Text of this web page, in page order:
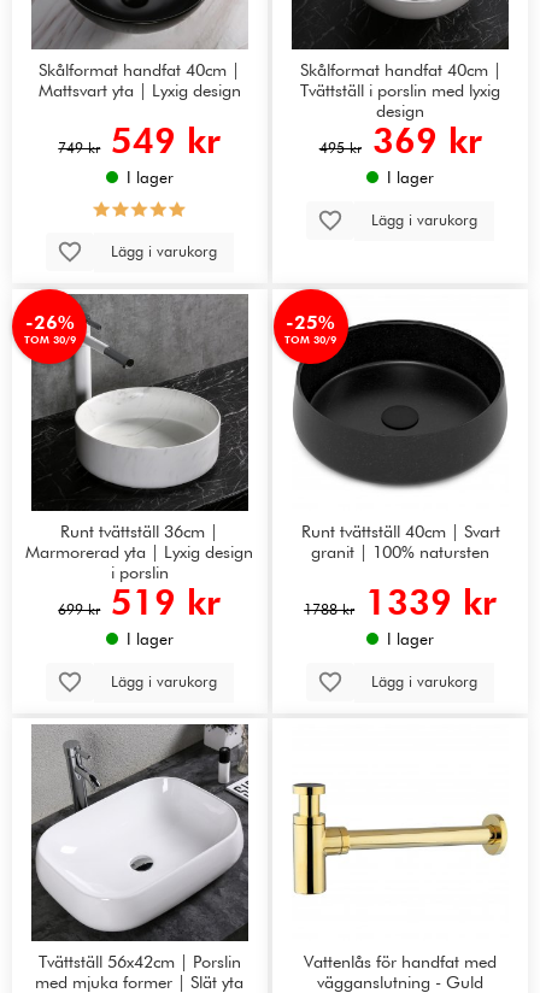
Skålformat handfat 40cm |
Mattsvart yta | Lyxig design
749 kr 549 kr
I lager
Lägg i varukorg
Skålformat handfat 40cm |
Tvättställ i porslin med lyxig
design
495 kr 369 kr
I lager
Lägg i varukorg
-26%
TOM 30/9
Runt tvättställ 36cm |
Marmorerad yta | Lyxig design
i porslin
699 kr 519 kr
I lager
Lägg i varukorg
-25%
TOM 30/9
Runt tvättställ 40cm | Svart
granit | 100% natursten
1788 kr 1339 kr
I lager
Lägg i varukorg
Tvättställ 56x42cm | Porslin
med mjuka former | Slät yta
Vattenlås för handfat med
vägganslutning - Guld